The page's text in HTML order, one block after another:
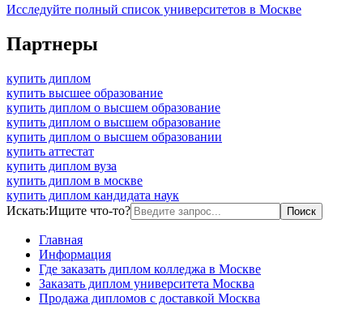
Исследуйте полный список университетов в Москве
Партнеры
купить диплом
купить высшее образование
купить диплом о высшем образование
купить диплом о высшем образование
купить диплом о высшем образовании
купить аттестат
купить диплом вуза
купить диплом в москве
купить диплом кандидата наук
Искать:Ищите что-то?
Главная
Информация
Где заказать диплом колледжа в Москве
Заказать диплом университета Москва
Продажа дипломов с доставкой Москва